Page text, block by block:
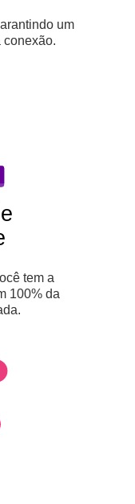
um
conexão.
tem a
100% da